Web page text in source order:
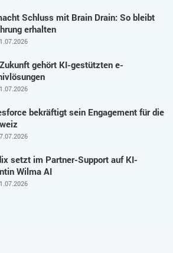
Schluss mit Brain Drain: So bleibt
erhalten
gehört KI-gestützten e-
bekräftigt sein Engagement für die
setzt im Partner-Support auf KI-
Wilma AI